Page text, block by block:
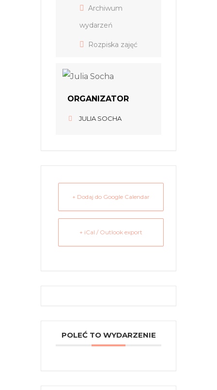
Archiwum
wydarzeń
Rozpiska zajęć
ORGANIZATOR
JULIA SOCHA
+ Dodaj do Google Calendar
+ iCal / Outlook export
POLEĆ TO WYDARZENIE